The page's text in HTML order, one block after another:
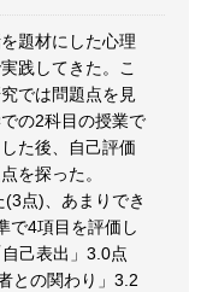
題材にした心理
践してきた。こ
では問題点を見
の2科目の授業で
た後、自己評価
を探った。
点)、あまりでき
で4項目を評価し
己表出」3.0点
との関わり」3.2